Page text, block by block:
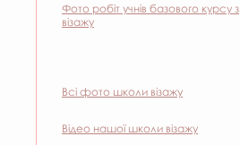
Фото робіт учнів базового курсу з
візажу
Всі фото школи візажу
Відео нашої школи візажу